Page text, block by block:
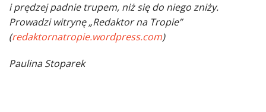
i prędzej padnie trupem, niż się do niego zniży.
Prowadzi witrynę „Redaktor na Tropie”
(redaktornatropie.wordpress.com)
Paulina Stoparek